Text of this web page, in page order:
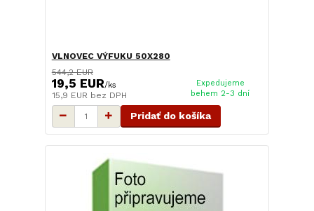
VLNOVEC VÝFUKU 50X280
544,2 EUR
19,5 EUR/ks
15,9 EUR bez DPH
Expedujeme
behem 2-3 dní
Pridať do košíka